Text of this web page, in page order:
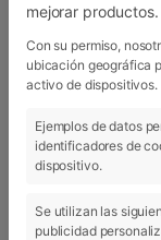
ETIQUETA
mejorar productos.
Con su permiso,
ubicación geográfica
activo de dispositivos.
Ejemplos de datos
identificadores de
dispositivo.
Se utilizan las
publicidad